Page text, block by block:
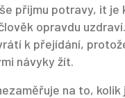
příjmu potravy, it je
opravdu uzdraví.
k přejídání,
návyky žít.
na to,